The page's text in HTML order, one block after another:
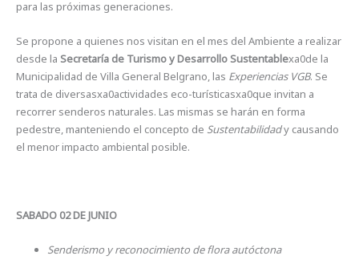
para las próximas generaciones.
Se propone a quienes nos visitan en el mes del Ambiente a realizar
desde laSecretaría de Turismo y Desarrollo Sustentablexa0de la
Municipalidad de Villa General Belgrano, las Experiencias VGB. Se
trata de diversasxa0actividades eco-turísticasxa0que invitan a
recorrer senderos naturales. Las mismas se harán en forma
pedestre, manteniendo el concepto de Sustentabilidady causando
el menor impacto ambiental posible.
SABADO 02 DE JUNIO
Senderismo y reconocimiento de flora autóctona